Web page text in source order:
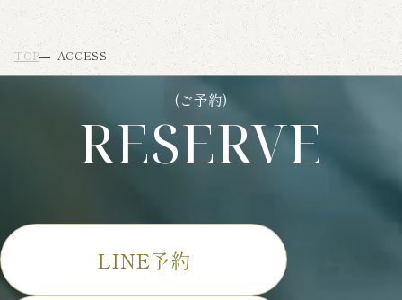
TOP ACCESS
(ご予約)
RESERVE
LINE予約